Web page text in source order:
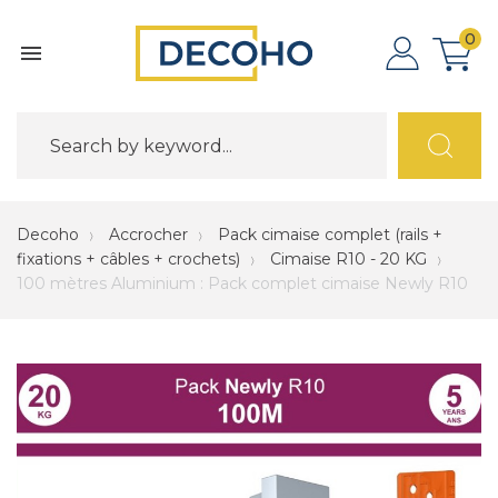

0
Decoho Accrocher
Pack cimaise complet (rails +
fixations + câbles + crochets)
Cimaise R10 - 20 KG
100 mètres Aluminium : Pack complet cimaise Newly R10